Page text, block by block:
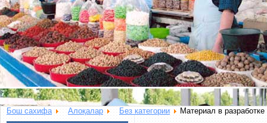
Бош сахифа Алоқалар Без категории Материал в разработке